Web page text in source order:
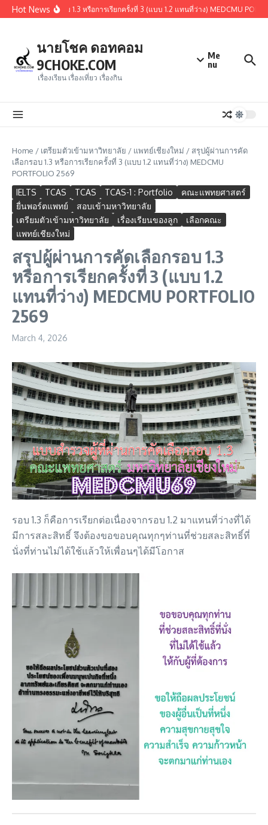
Skip to content
Hot News
ผ่านการคัดเลือกรอบ 1.3 หรือการเรียกครั้งที่ 3 (แบบ 1.2 แทนที่ว่าง) MEDCMU
นายโชค ดอทคอม
9CHOKE.COM
เรื่องเรียน เรื่องเที่ยว เรื่องกิน
Me
nu
Home / เตรียมตัวเข้ามหาวิทยาลัย / แพทย์เชียงใหม่ / สรุปผู้ผ่านการคัด
เลือกรอบ 1.3 หรือการเรียกครั้งที่ 3 (แบบ 1.2 แทนที่ว่าง) MEDCMU
PORTFOLIO 2569
IELTS TCAS TCAS TCAS-1 : Portfolio
คณะแพทยศาสตร์
ยื่นพอร์ตแพทย์
สอบเข้ามหาวิทยาลัย
เตรียมตัวเข้ามหาวิทยาลัย
เรื่องเรียนของลูก
เลือกคณะ
แพทย์เชียงใหม่
สรุปผู้ผ่านการคัดเลือกรอบ 1.3
หรือการเรียกครั้งที่ 3 (แบบ 1.2
แทนที่ว่าง) MEDCMU PORTFOLIO
2569
March 4, 2026
รอบ 1.3 ก็คือการเรียกต่อเนื่องจากรอบ 1.2 มาแทนที่ว่างที่ได้
มีการสละสิทธิ์ จึงต้องขอขอบคุณทุกๆท่านที่ช่วยสละสิทธิ์ที่
นั่งที่ท่านไม่ได้ใช้แล้วให้เพื่อนๆได้มีโอกาส